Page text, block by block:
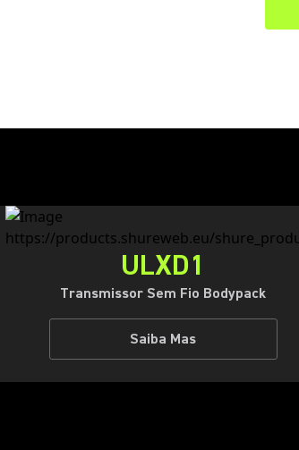
ULXD1
Transmissor Sem Fio Bodypack
Saiba Mas